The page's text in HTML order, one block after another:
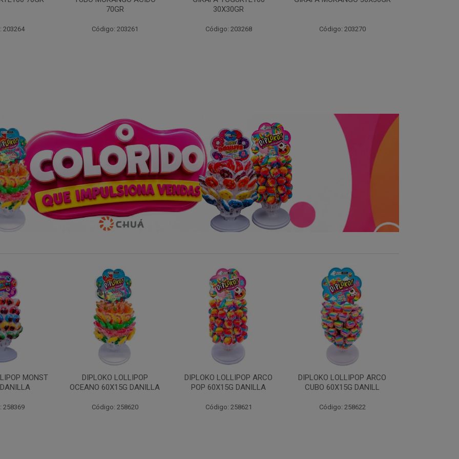
203261
30X30GR
Código: 203268 Código: 203270 Código: 204314
DANILLA
258620
DIPLOKO LOLLIPOP ARCO
POP 60X15G DANILLA
Código: 258621
DIPLOKO LOLLIPOP ARCO
CUBO 60X15G DANILL
Código: 258622
DIPLOKO LOLLIPOP
COGUMELO 60X15G
Código: 258366